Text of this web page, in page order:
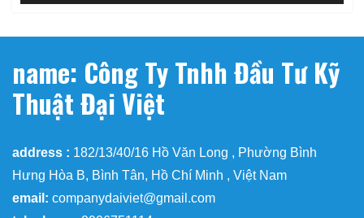
name: Công Ty Tnhh Đầu Tư Kỹ
Thuật Đại Việt
address : 182/13/40/16 Hồ Văn Long , Phường Bình
Hưng Hòa B, Bình Tân, Hồ Chí Minh , Việt Nam
email: companydaiviet@gmail.com